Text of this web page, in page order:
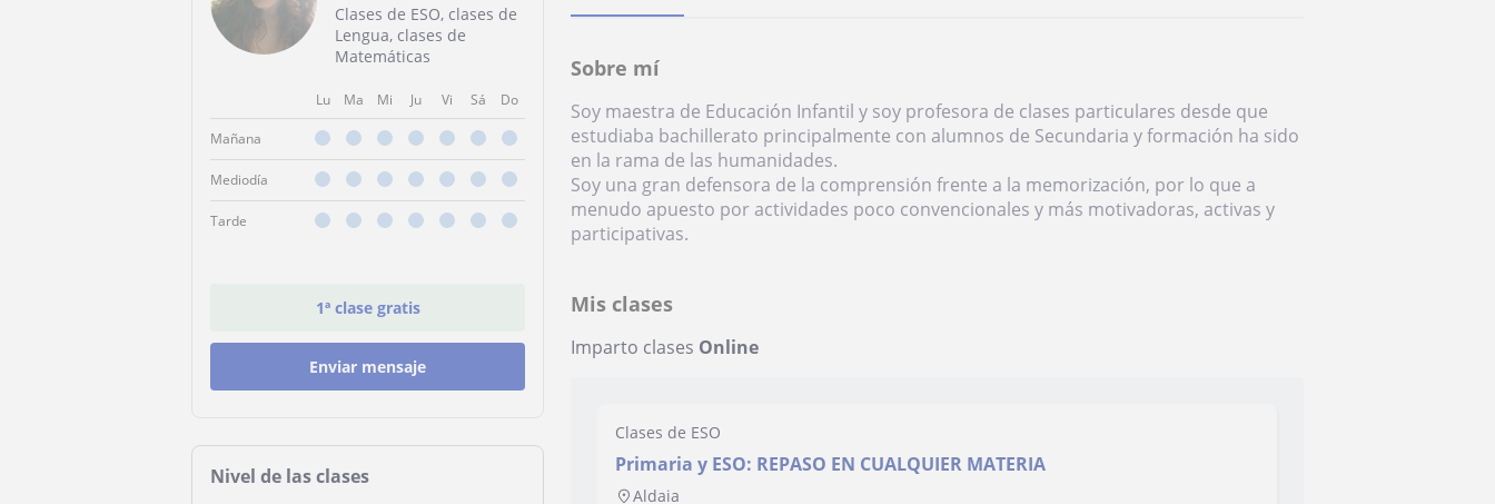
Clases de ESO, clases de
Lengua, clases de
Matemáticas
Lu Ma Mi Ju Vi Sá Do
Mañana
Mediodía
Tarde
1ª clase gratis
Enviar mensaje
Nivel de las clases
Sobre mí
Soy maestra de Educación Infantil y soy profesora de clases particulares desde que
estudiaba bachillerato principalmente con alumnos de Secundaria y formación ha sido
en la rama de las humanidades.
Soy una gran defensora de la comprensión frente a la memorización, por lo que a
menudo apuesto por actividades poco convencionales y más motivadoras, activas y
participativas.
Mis clases
Imparto clases Online
Clases de ESO
Primaria y ESO: REPASO EN CUALQUIER MATERIA
Aldaia